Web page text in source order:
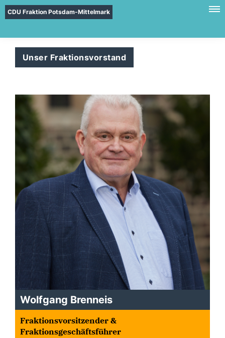
CDU Fraktion Potsdam-Mittelmark
Unser Fraktionsvorstand
Wolfgang Brenneis
Fraktionsvorsitzender &
Fraktionsgeschäftsführer